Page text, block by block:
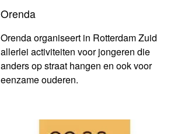
Orenda
Orenda organiseert in Rotterdam Zuid
allerlei activiteiten voor jongeren die
anders op straat hangen en ook voor
eenzame ouderen.